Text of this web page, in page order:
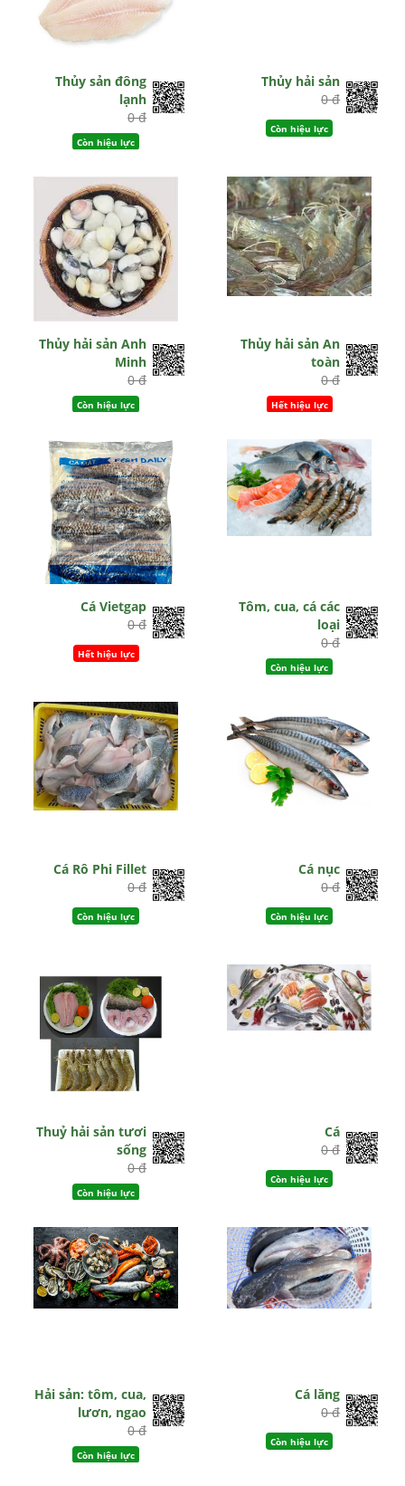
Thủy sản đông
lạnh
0 đ
Còn hiệu lực
Thủy hải sản
0 đ
Còn hiệu lực
Thủy hải sản Anh
Minh
0 đ
Còn hiệu lực
Thủy hải sản An
toàn
0 đ
Hết hiệu lực
Cá Vietgap
0 đ
Hết hiệu lực
Tôm, cua, cá các
loại
0 đ
Còn hiệu lực
Cá Rô Phi Fillet
0 đ
Còn hiệu lực
Cá nục
0 đ
Còn hiệu lực
Thuỷ hải sản tươi
sống
0 đ
Còn hiệu lực
Cá
0 đ
Còn hiệu lực
Hải sản: tôm, cua,
lươn, ngao
0 đ
Còn hiệu lực
Cá lăng
0 đ
Còn hiệu lực